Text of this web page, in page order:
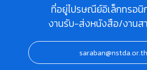
ที่อยู่ไปรษณีย์อิเล็กทรอนิ
งานรับ-ส่งหนังสือ/งาน
saraban@nstda.or.th